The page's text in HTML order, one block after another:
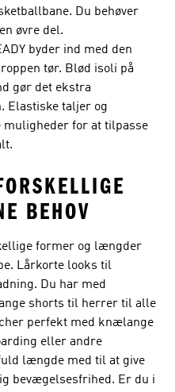
Du behøver
øvre del.
byder ind med den
tør. Blød isoli på
gør det ekstra
Elastiske taljer og
for at tilpasse
BEHOV
former og længder
Lårkorte looks til
Du har med
shorts til herrer til alle
perfekt med knælange
eller andre
længde med til at give
bevægelsesfrihed. Er du i